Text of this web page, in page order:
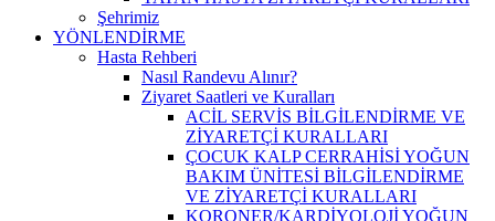
Şehrimiz
YÖNLENDİRME
Hasta Rehberi
Nasıl Randevu Alınır?
Ziyaret Saatleri ve Kuralları
ACİL SERVİS BİLGİLENDİRME VE
ZİYARETÇİ KURALLARI
ÇOCUK KALP CERRAHİSİ YOĞUN
BAKIM ÜNİTESİ BİLGİLENDİRME
VE ZİYARETÇİ KURALLARI
KORONER/KARDİYOLOJİ YOĞUN